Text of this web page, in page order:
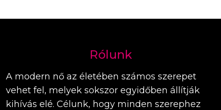
Rólunk
A modern nő az életében számos szerepet
vehet fel, melyek sokszor egyidőben állítják
kihívás elé. Célunk, hogy minden szerephez